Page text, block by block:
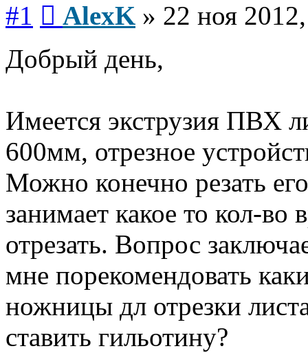
#1 AlexK » 22 ноя
Добрый день,
Имеется экструзия ПВХ
600мм, отрезное
Можно конечно резать
занимает какое то кол-во
отрезать. Вопрос
мне порекомендовать
ножницы дл отрезки
ставить гильотину?